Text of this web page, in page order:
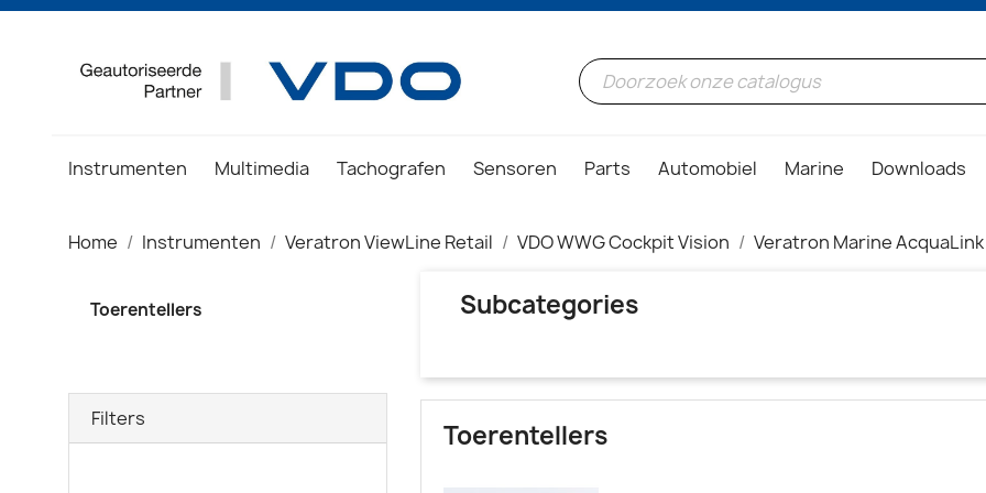
Instrumenten Multimedia Tachografen Sensoren Parts Automobiel Marine Downloads
Home Instrumenten Veratron ViewLine Retail VDO WWG Cockpit Vision Veratron Marine AcquaLink
Toerentellers
Filters
Subcategories
Toerentellers